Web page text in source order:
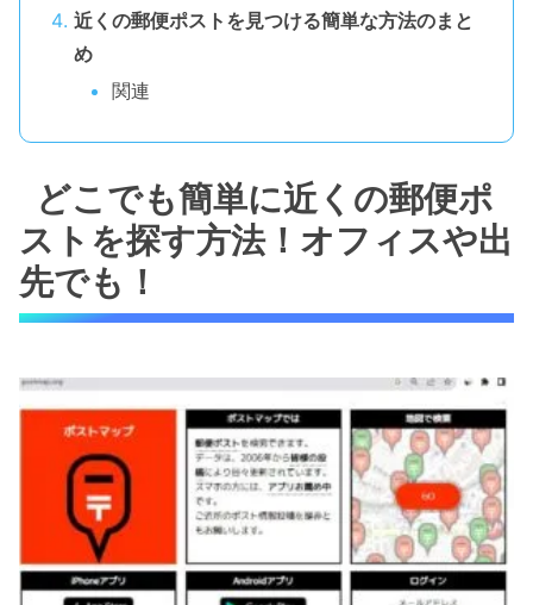
近くの郵便ポストを見つける簡単な方法のまと
め
関連
どこでも簡単に近くの郵便ポ
ストを探す方法！オフィスや出
先でも！